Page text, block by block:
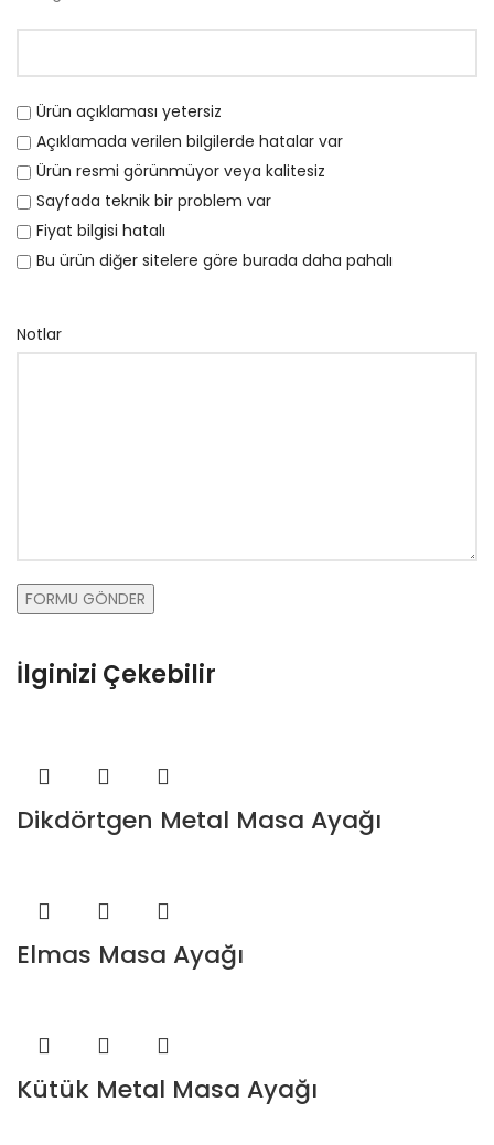
Ürün açıklaması yetersiz
Açıklamada verilen bilgilerde hatalar var
Ürün resmi görünmüyor veya kalitesiz
Sayfada teknik bir problem var
Fiyat bilgisi hatalı
Bu ürün diğer sitelere göre burada daha pahalı
Notlar
İlginizi Çekebilir
Dikdörtgen Metal Masa Ayağı
Elmas Masa Ayağı
Kütük Metal Masa Ayağı